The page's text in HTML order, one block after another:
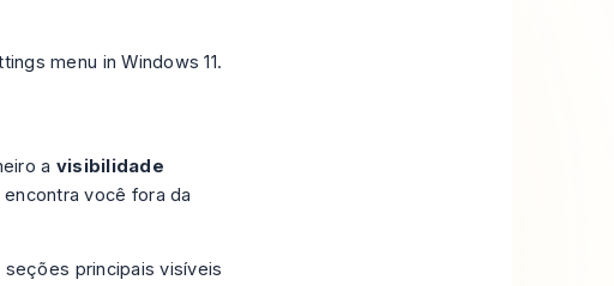
a visibilidade
você fora da
principais visíveis